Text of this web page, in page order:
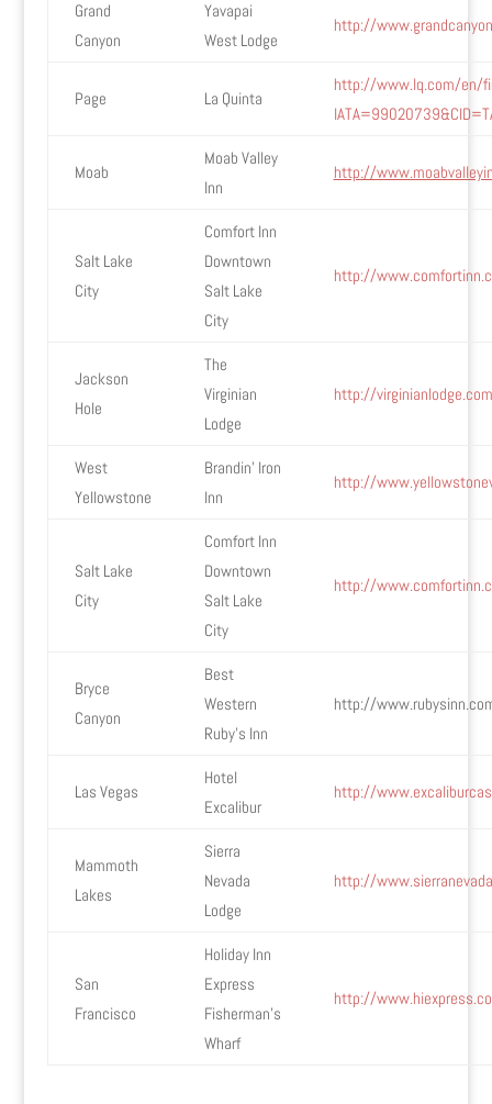
Grand
Canyon
Yavapai
West Lodge
http://
Page La Quinta
http://www.lq.com/en/
Moab
Moab Valley
Inn
http://
Salt Lake
City
Comfort Inn
Downtown
Salt Lake
City
http://
Jackson
Hole
The
Virginian
Lodge
http://
West
Yellowstone
Brandin’ Iron
Inn
http://
Salt Lake
City
Comfort Inn
Downtown
Salt Lake
City
http://
Bryce
Canyon
Best
Western
Ruby’s Inn
http://
Las Vegas
Hotel
Excalibur
http://
Mammoth
Lakes
Sierra
Nevada
Lodge
http://
San
Francisco
Holiday Inn
Express
Fisherman’s
Wharf
http://